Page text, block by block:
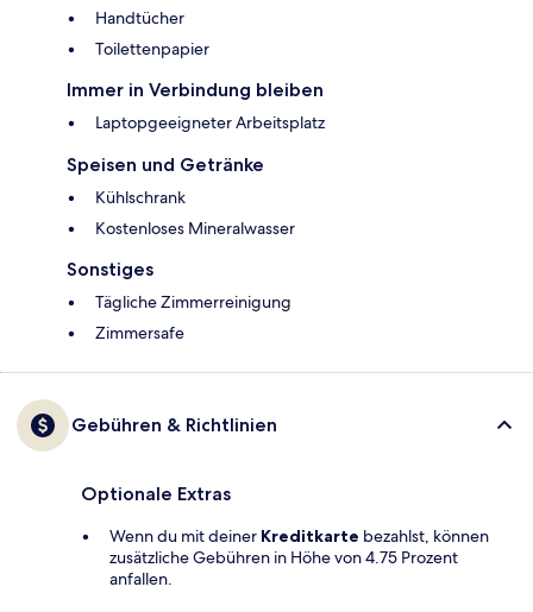
Handtücher
Toilettenpapier
Immer in Verbindung bleiben
Laptopgeeigneter Arbeitsplatz
Speisen und Getränke
Kühlschrank
Kostenloses Mineralwasser
Sonstiges
Tägliche Zimmerreinigung
Zimmersafe
Gebühren & Richtlinien
Optionale Extras
Wenn du mit deiner Kreditkarte bezahlst, können
zusätzliche Gebühren in Höhe von 4.75 Prozent
anfallen.